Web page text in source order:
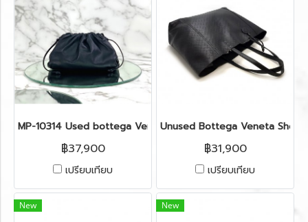
MP-10314 Used bottega Veneta mini pouch black rhw
฿37,900
เปรียบเทียบ
Unused Bottega Veneta
฿31,900
เปรียบเทียบ
New New